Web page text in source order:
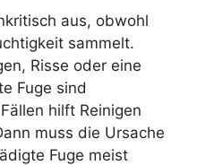
aus, obwohl
sammelt.
Risse oder eine
Fuge sind
hilft Reinigen
muss die Ursache
Fuge meist